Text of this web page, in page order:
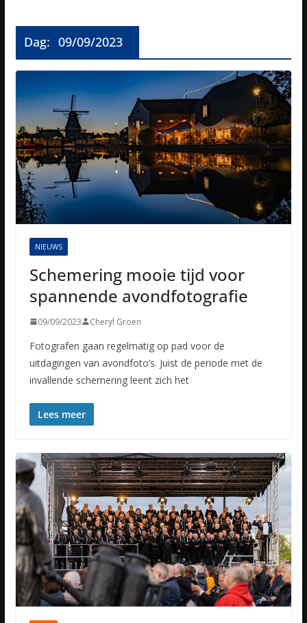
Dag: 09/09/2023
NIEUWS
Schemering mooie tijd voor
spannende avondfotografie
09/09/2023 Cheryl Groen
Fotografen gaan regelmatig op pad voor de
uitdagingen van avondfoto’s. Juist de periode met de
invallende schemering leent zich het
Lees meer